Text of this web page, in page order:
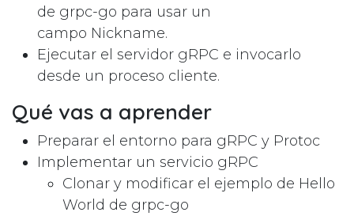
de grpc-go para usar un
campo Nickname.
Ejecutar el servidor gRPC e invocarlo
desde un proceso cliente.
Qué vas a aprender
Preparar el entorno para gRPC y Protoc
Implementar un servicio gRPC
Clonar y modificar el ejemplo de Hello
World de grpc-go